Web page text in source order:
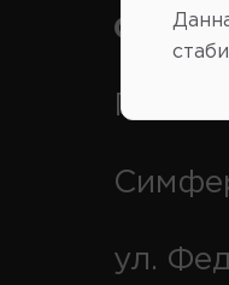
ул.